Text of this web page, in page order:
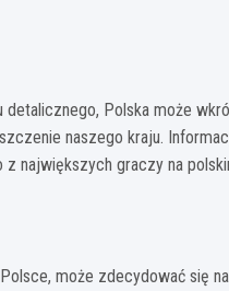
Polska może
naszego kraju.
największych graczy na
może zdecydować się